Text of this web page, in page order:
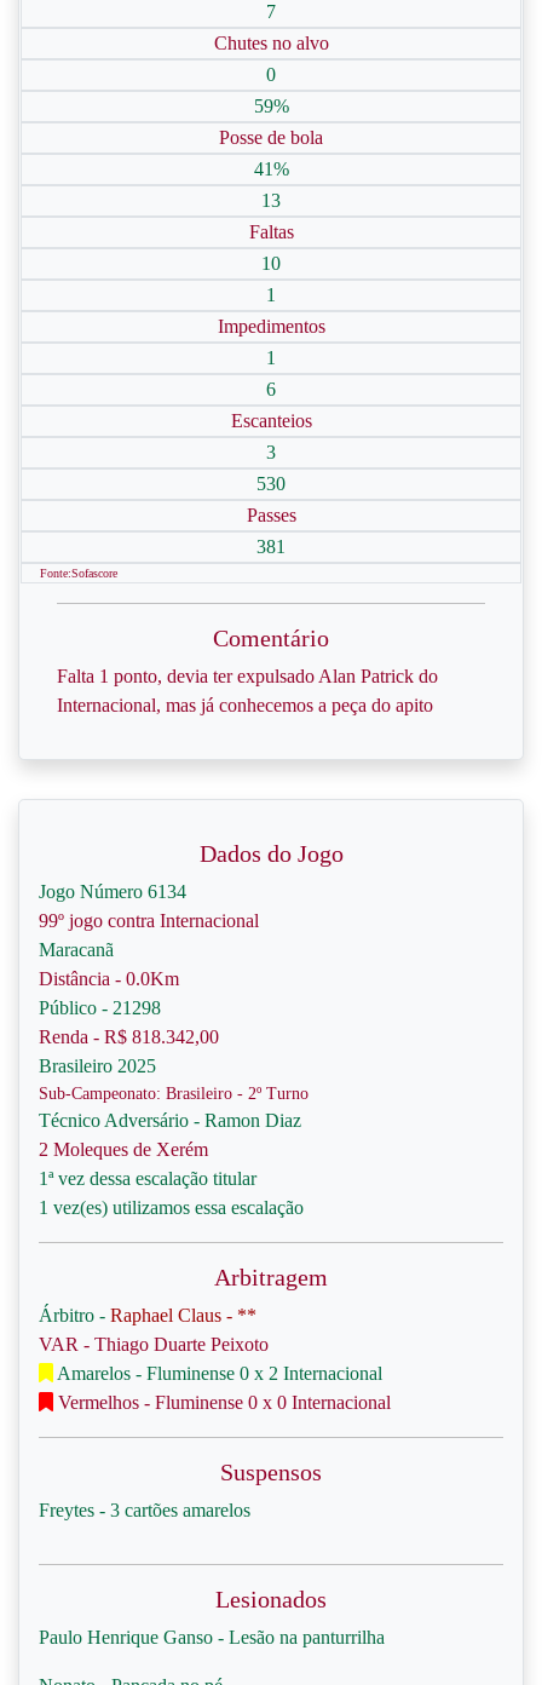
7
Chutes no alvo
0
59%
Posse de bola
41%
13
Faltas
10
1
Impedimentos
1
6
Escanteios
3
530
Passes
381
Fonte:Sofascore
Comentário
Falta 1 ponto, devia ter expulsado Alan Patrick do
Internacional, mas já conhecemos a peça do apito
Dados do Jogo
Jogo Número 6134
99º jogo contra Internacional
Maracanã
Distância - 0.0Km
Público - 21298
Renda - R$ 818.342,00
Brasileiro 2025
Sub-Campeonato: Brasileiro - 2º Turno
Técnico Adversário - Ramon Diaz
2 Moleques de Xerém
1ª vez dessa escalação titular
1 vez(es) utilizamos essa escalação
Arbitragem
Árbitro - Raphael Claus - **
VAR - Thiago Duarte Peixoto
Amarelos - Fluminense 0 x 2 Internacional
Vermelhos - Fluminense 0 x 0 Internacional
Suspensos
Freytes - 3 cartões amarelos
Lesionados
Paulo Henrique Ganso - Lesão na panturrilha